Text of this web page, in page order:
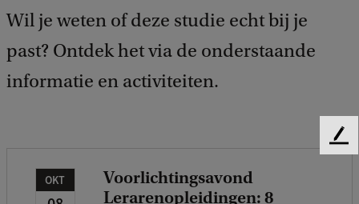
Wil je weten of deze studie echt bij je
past? Ontdek het via de onderstaande
informatie en activiteiten.
OKT
Voorlichtingsavond
Lerarenopleidingen: 8
F